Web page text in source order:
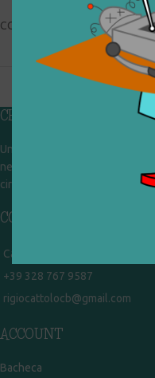
COLLOCAZIONE: EXP
CHI SIAMO
Un gruppo di volontari che
nel frattempo ricevono in
circolazione. Operiamo per
CONTATTI
Campobasso - via Garibaldi 51
+39 328 767 9587
rigiocattolocb@gmail.com
ACCOUNT
Bacheca